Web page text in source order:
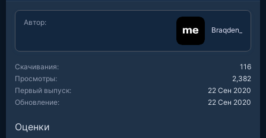
к
ц
иАвтор
Braqden_
Скачивания
116
Просмотры
2,382
Первый выпуск
22 Сен 2020
Обновление
22 Сен 2020
Оценки